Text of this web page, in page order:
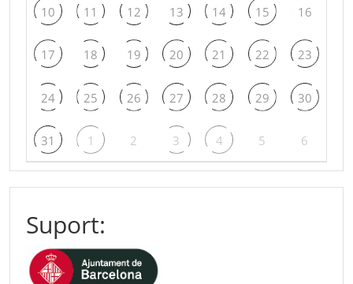
10 11 12 13 14 15 16
17 18 19 20 21 22 23
24 25 26 27 28 29 30
31 1 2 3 4 5 6
Suport: